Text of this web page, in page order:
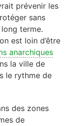
prévenir les
sans
terme.
est loin d’être
anarchiques
la ville de
le rythme de
des zones
de